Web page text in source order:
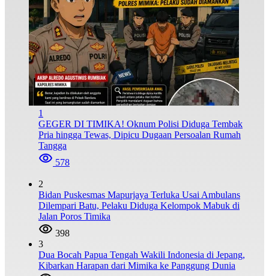
1
GEGER DI TIMIKA! Oknum Polisi Diduga Tembak
Pria hingga Tewas, Dipicu Dugaan Persoalan Rumah
Tangga
578
2
Bidan Puskesmas Mapurjaya Terluka Usai Ambulans
Dilempari Batu, Pelaku Diduga Kelompok Mabuk di
Jalan Poros Timika
398
3
Dua Bocah Papua Tengah Wakili Indonesia di Jepang,
Kibarkan Harapan dari Mimika ke Panggung Dunia